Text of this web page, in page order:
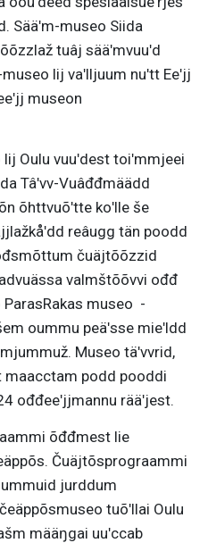
Sääʹm-museo Siida
tuâj sääʹmvuuʹd
lij vaʹlljuum nuʹtt Eeʹjj
museon
Oulu vuuʹdest toiʹmmjeei
Tâʹvv-Vuâđđmäädd
õhttvuõʹtte koʹlle še
reâugg tän poodd
čuäjtõõzzid
valmštõõvvi ođđ
museo -
oummu peäʹsse mieʹldd
Museo täʹvvrid,
maacctam podd pooddi
ođđeeʹjjmannu rääʹjest.
õđđmest lie
Čuäjtõsprograammi
jurddum
tuõʹllai Oulu
määŋgai uuʹccab